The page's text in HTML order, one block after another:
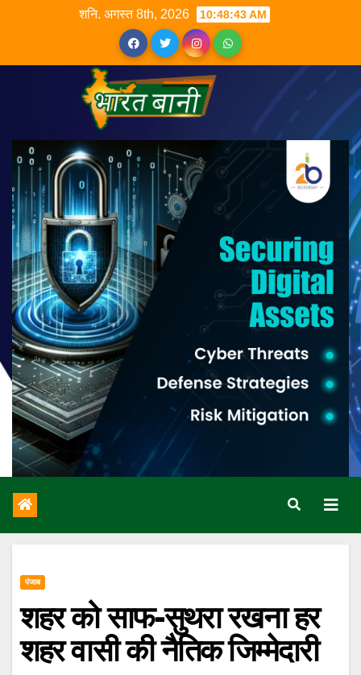
शनि. अगस्त 8th, 2026 10:48:43 AM
पंजाब
शहर को साफ-सुथरा रखना हर
शहर वासी की नैतिक जिम्मेदारी